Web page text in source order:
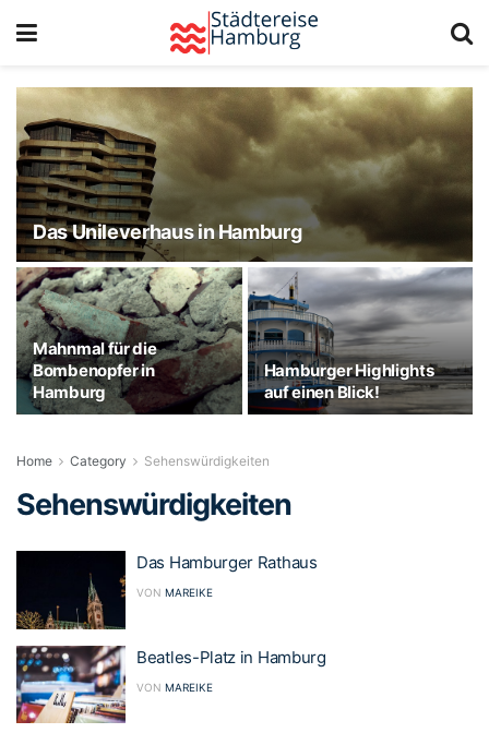
Das Unileverhaus in Hamburg
Mahnmal für die
Bombenopfer in
Hamburg
Hamburger Highlights
auf einen Blick!
Home Category Sehenswürdigkeiten
Sehenswürdigkeiten
Das Hamburger Rathaus
VON MAREIKE
Beatles-Platz in Hamburg
VON MAREIKE